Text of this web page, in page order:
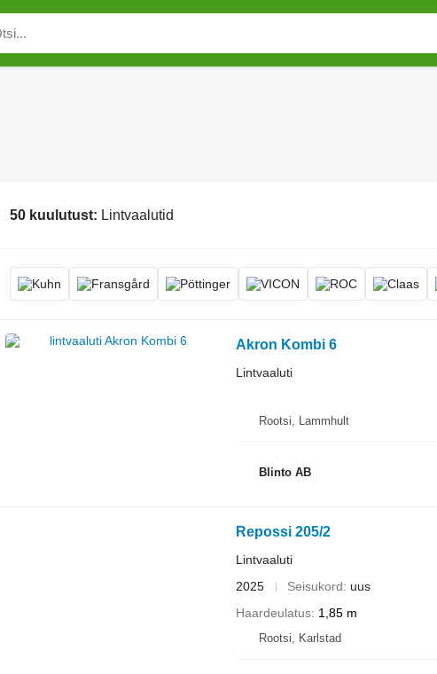
50 kuulutust: Lintvaalutid
Akron Kombi 6
Lintvaaluti
Rootsi, Lammhult
Blinto AB
Repossi 205/2
Lintvaaluti
2025
Seisukord
uus
Haardeulatus 1,85 m
Rootsi, Karlstad